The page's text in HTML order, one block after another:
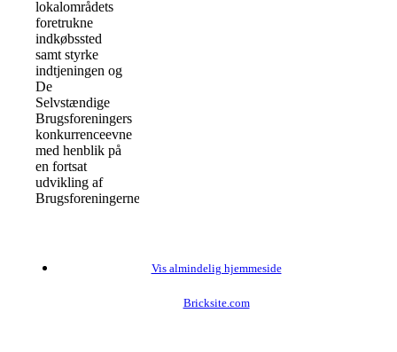
lokalområdets
foretrukne
indkøbssted
samt styrke
indtjeningen og
De
Selvstændige
Brugsforeningers
konkurrenceevne
med henblik på
en fortsat
udvikling af
Brugsforeningerne.
Vis almindelig hjemmeside
Bricksite.com